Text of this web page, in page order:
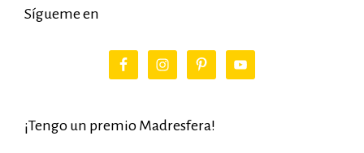
Sígueme en
¡Tengo un premio Madresfera!